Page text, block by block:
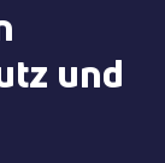
und